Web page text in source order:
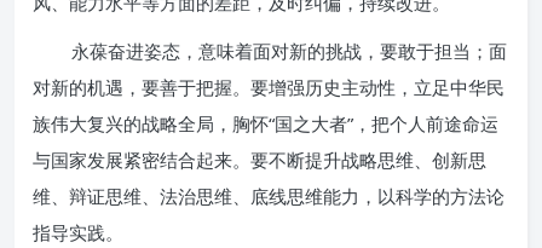
永葆奋进姿态，意味着面对新的挑战，要敢于担当；面
对新的机遇，要善于把握。要增强历史主动性，立足中华民
族伟大复兴的战略全局，胸怀“国之大者”，把个人前途命运
与国家发展紧密结合起来。要不断提升战略思维、创新思
维、辩证思维、法治思维、底线思维能力，以科学的方法论
指导实践。